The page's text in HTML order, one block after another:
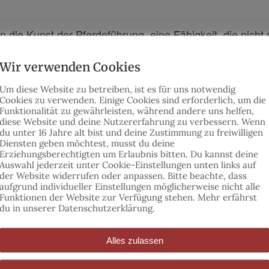
die Kunst der Pferdeführung, eine Fähigkeit, die
Trainer vermitteln kindgerecht fundiertes Wissen
fehlen. Ihre Kinder werden in kleinsten, reiterlich
betreut, um ihr individuelles Potenzial zu fördern,
Möglichkeit, ihr neues Wissen und Können bei
zu stellen.
Wir verwenden Cookies
Um diese Website zu betreiben, ist es für uns notwendig
Cookies zu verwenden. Einige Cookies sind erforderlich, um die
Funktionalität zu gewährleisten, während andere uns helfen,
diese Website und deine Nutzererfahrung zu verbessern. Wenn
du unter 16 Jahre alt bist und deine Zustimmung zu freiwilligen
Diensten geben möchtest, musst du deine
Erziehungsberechtigten um Erlaubnis bitten. Du kannst deine
Auswahl jederzeit unter Cookie-Einstellungen unten links auf
der Website widerrufen oder anpassen. Bitte beachte, dass
aufgrund individueller Einstellungen möglicherweise nicht alle
Funktionen der Website zur Verfügung stehen. Mehr erfährst
du in unserer Datenschutzerklärung.
Alles zulassen